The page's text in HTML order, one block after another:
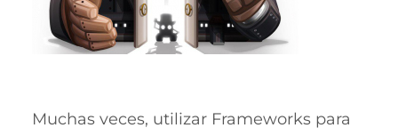
Muchas veces, utilizar Frameworks para